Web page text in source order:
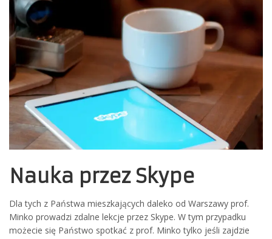
Nauka przez Skype
Dla tych z Państwa mieszkających daleko od Warszawy prof.
Minko prowadzi zdalne lekcje przez Skype. W tym przypadku
możecie się Państwo spotkać z prof. Minko tylko jeśli zajdzie